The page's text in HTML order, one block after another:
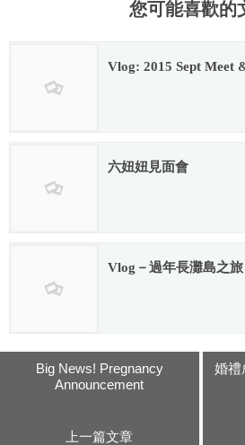
您可能喜歡的
Vlog: 2015 Sept Meet
六妞妞見面會
Vlog－過年長灘島之
Big News! Pregnancy
Announcement
上一篇文章
婚禮